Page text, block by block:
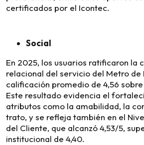
certificados por el Icontec.
Social
En 2025, los usuarios ratificaron la
relacional del servicio del Metro de
calificación promedio de 4,56
Este resultado evidencia el
atributos como la amabilidad, la
trato, y se refleja también en el
del Cliente, que alcanzó 4,53/5,
institucional de 4,40.